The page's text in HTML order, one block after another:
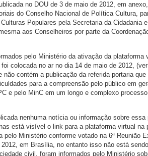
no DOU de 3 de maio de 2012, em
do Conselho Nacional de Política Cultura,
Populares pela Secretaria da Cidadania
aos Conselheiros por parte da
pelo Ministério da ativação da plataforma
colocada no ar no dia 14 de maio de 2012,
contém a publicação da referida portaria
para a compreensão pelo público em
e pelo MinC em um longo e complexo
nenhuma notícia ou informação sobre essa
está visível o link para a plataforma virtual na
Ministério conforme votado na 6ª Reunião
em Brasília, no entanto isso não está
civil, foram informados pelo Ministério